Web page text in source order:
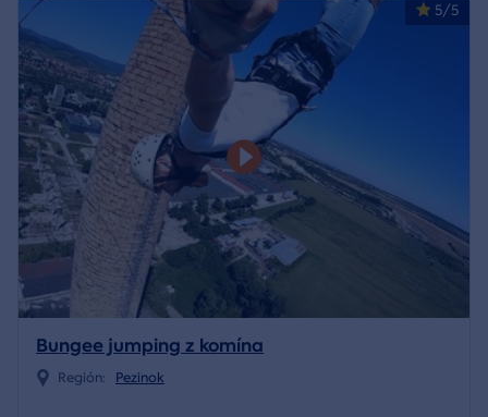
5/5
Bungee jumping z komína
Región: Pezinok